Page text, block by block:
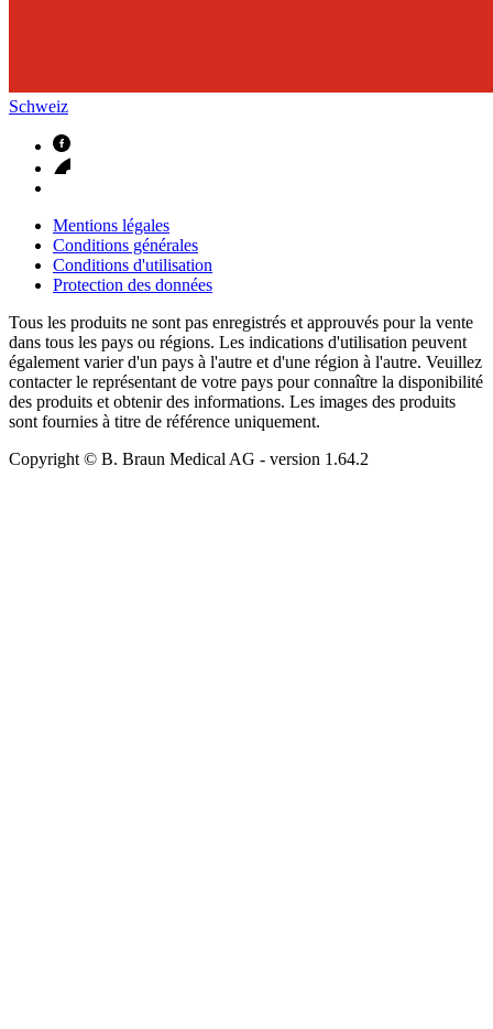
Schweiz
Mentions légales
Conditions générales
Conditions d'utilisation
Protection des données
Tous les produits ne sont pas enregistrés et approuvés pour la vente
dans tous les pays ou régions. Les indications d'utilisation peuvent
également varier d'un pays à l'autre et d'une région à l'autre. Veuillez
contacter le représentant de votre pays pour connaître la disponibilité
des produits et obtenir des informations. Les images des produits
sont fournies à titre de référence uniquement.
Copyright © B. Braun Medical AG - version 1.64.2